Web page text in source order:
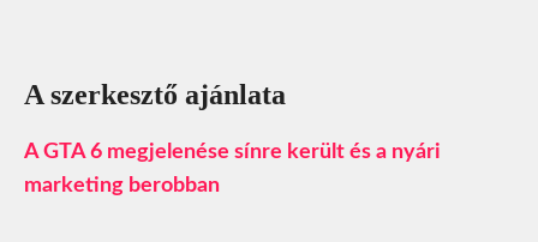
A szerkesztő ajánlata
A GTA 6 megjelenése sínre került és a nyári
marketing berobban